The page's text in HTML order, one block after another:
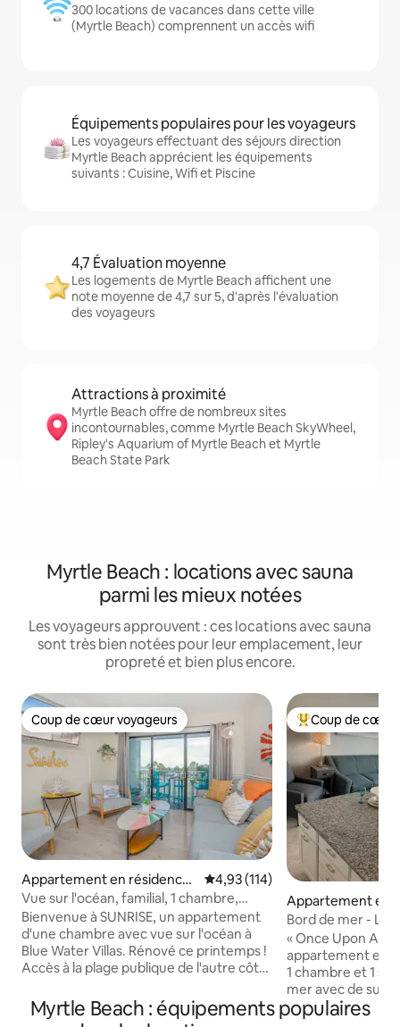
300 locations de vacances dans cette ville
(Myrtle Beach) comprennent un accès wifi
Équipements populaires pour les voyageurs
Les voyageurs effectuant des séjours direction
Myrtle Beach apprécient les équipements
suivants : Cuisine, Wifi et Piscine
4,7 Évaluation moyenne
Les logements de Myrtle Beach affichent une
note moyenne de 4,7 sur 5, d'après l'évaluation
des voyageurs
Attractions à proximité
Myrtle Beach offre de nombreux sites
incontournables, comme Myrtle Beach SkyWheel,
Ripley's Aquarium of Myrtle Beach et Myrtle
Beach State Park
Myrtle Beach : locations avec sauna
parmi les mieux notées
Les voyageurs approuvent : ces locations avec sauna
sont très bien notées pour leur emplacement, leur
propreté et bien plus encore.
Coup de cœur voyageurs
Coup de cœur voyageurs
Appartement en résidence ⋅
Myrtle Beach
Évaluation moyenne sur la
4,93 (114)
Vue sur l'océan, familial, 1 chambre,
piscines, rivière paresseuse !
Bienvenue à SUNRISE, un appartement
d'une chambre avec vue sur l'océan à
Blue Water Villas. Rénové ce printemps !
Accès à la plage publique de l'autre côté
ball/basketball/tennis, restaurants, mini-
golf. NON-FUMEUR, très propre, balcon
Coups de cœur
Coup de cœur
Appartement en
⋅ Myrtle Beach
Bord de mer - Lit
million de dollars -
« Once Upon A
appartement en
1 chambre et 1
mer avec de
de l'océan.
depuis le balcon. Cet appartement est
Myrtle Beach : équipements populaires